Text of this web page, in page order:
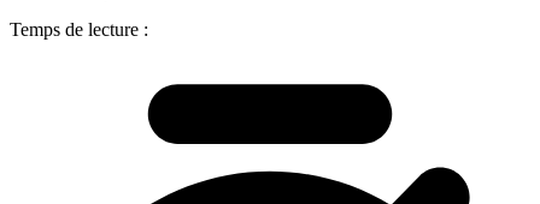
Temps de lecture :